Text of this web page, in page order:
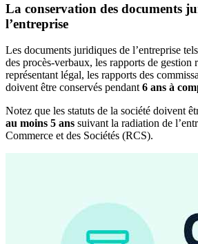
La conservation des documents
l’entreprise
Les documents juridiques de l’entreprise
des procès-verbaux, les rapports de gestion
représentant légal, les rapports des
doivent être conservés pendant 6 ans à
Notez que les statuts de la société doivent
au moins 5 ans suivant la radiation de
Commerce et des Sociétés (RCS).